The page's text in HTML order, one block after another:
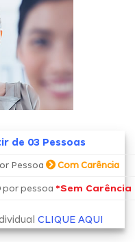
de 03 Pessoas
Pessoa Com Carência
por pessoa *Sem Carência
CLIQUE AQUI